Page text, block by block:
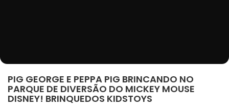
PIG GEORGE E PEPPA PIG BRINCANDO NO
PARQUE DE DIVERSÃO DO MICKEY MOUSE
DISNEY! BRINQUEDOS KIDSTOYS